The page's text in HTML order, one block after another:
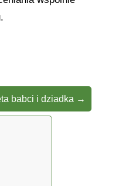
babci i dziadka →